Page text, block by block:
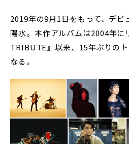
2019年の9月1日をもって、デビ
陽水。本作アルバムは2004年に
TRIBUTE』以来、15年ぶりの
なる。